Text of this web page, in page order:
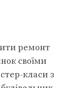
ремонт
своїми
класи з